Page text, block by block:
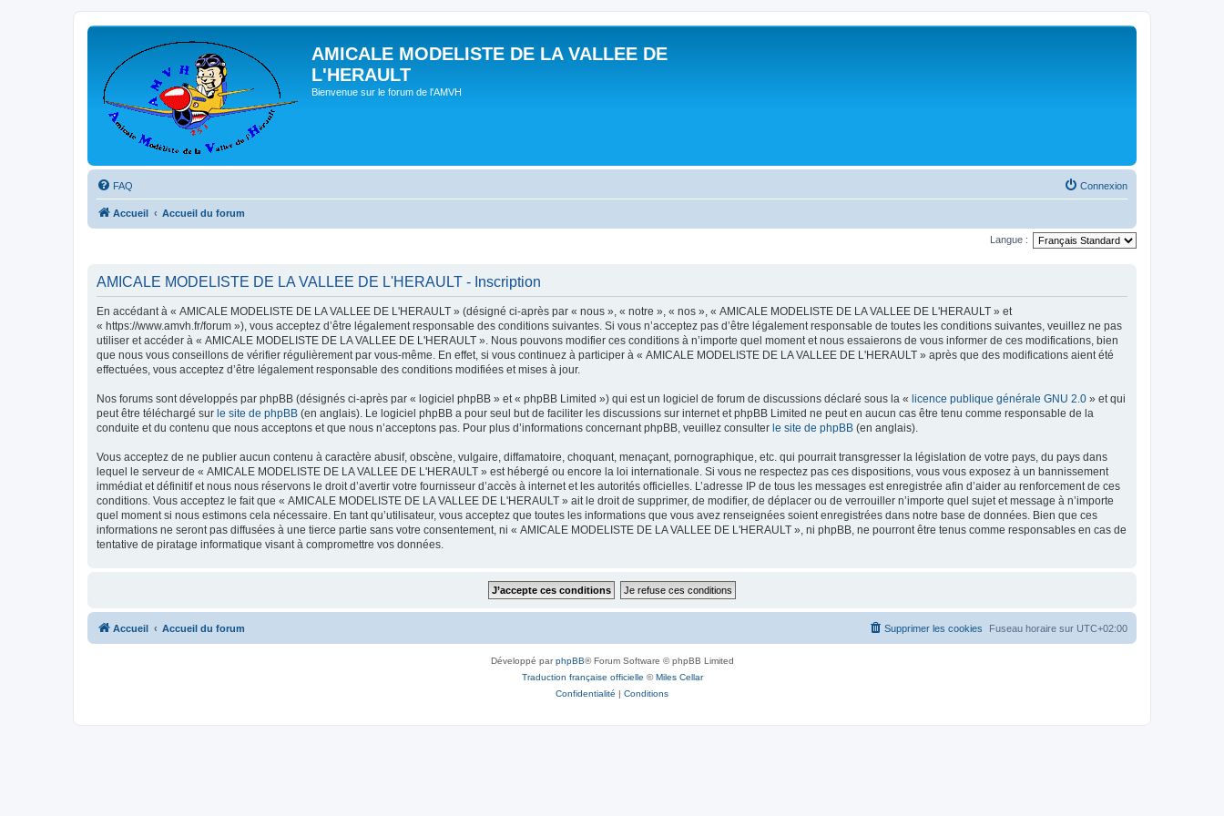
AMICALE MODELISTE DE LA VALLEE DE
L'HERAULT
Bienvenue sur le forum de l'AMVH
FAQ Connexion
Accueil Accueil du forum
Langue :
AMICALE MODELISTE DE LA VALLEE DE L'HERAULT - Inscription
En accédant à « AMICALE MODELISTE DE LA VALLEE DE L'HERAULT » (désigné ci-après par « nous », « notre », « nos », « AMICALE MODELISTE DE LA VALLEE DE L'HERAULT » et
« https://www.amvh.fr/forum »), vous acceptez d’être légalement responsable des conditions suivantes. Si vous n’acceptez pas d’être légalement responsable de toutes les conditions suivantes, veuillez ne pas
utiliser et accéder à « AMICALE MODELISTE DE LA VALLEE DE L'HERAULT ». Nous pouvons modifier ces conditions à n’importe quel moment et nous essaierons de vous informer de ces modifications, bien
que nous vous conseillons de vérifier régulièrement par vous-même. En effet, si vous continuez à participer à « AMICALE MODELISTE DE LA VALLEE DE L'HERAULT » après que des modifications aient été
effectuées, vous acceptez d’être légalement responsable des conditions modifiées et mises à jour.
Nos forums sont développés par phpBB (désignés ci-après par « logiciel phpBB » et « phpBB Limited ») qui est un logiciel de forum de discussions déclaré sous la « licence publique générale GNU 2.0 » et qui
peut être téléchargé sur le site de phpBB (en anglais). Le logiciel phpBB a pour seul but de faciliter les discussions sur internet et phpBB Limited ne peut en aucun cas être tenu comme responsable de la
conduite et du contenu que nous acceptons et que nous n’acceptons pas. Pour plus d’informations concernant phpBB, veuillez consulter le site de phpBB (en anglais).
Vous acceptez de ne publier aucun contenu à caractère abusif, obscène, vulgaire, diffamatoire, choquant, menaçant, pornographique, etc. qui pourrait transgresser la législation de votre pays, du pays dans
lequel le serveur de « AMICALE MODELISTE DE LA VALLEE DE L'HERAULT » est hébergé ou encore la loi internationale. Si vous ne respectez pas ces dispositions, vous vous exposez à un bannissement
immédiat et définitif et nous nous réservons le droit d’avertir votre fournisseur d’accès à internet et les autorités officielles. L’adresse IP de tous les messages est enregistrée afin d’aider au renforcement de ces
conditions. Vous acceptez le fait que « AMICALE MODELISTE DE LA VALLEE DE L'HERAULT » ait le droit de supprimer, de modifier, de déplacer ou de verrouiller n’importe quel sujet et message à n’importe
quel moment si nous estimons cela nécessaire. En tant qu’utilisateur, vous acceptez que toutes les informations que vous avez renseignées soient enregistrées dans notre base de données. Bien que ces
informations ne seront pas diffusées à une tierce partie sans votre consentement, ni « AMICALE MODELISTE DE LA VALLEE DE L'HERAULT », ni phpBB, ne pourront être tenus comme responsables en cas de
tentative de piratage informatique visant à compromettre vos données.
Accueil Accueil du forum Fuseau horaire sur UTC+02:00
Supprimer les cookies
Développé parphpBB® Forum Software © phpBB Limited
Traduction française officielle ©Miles Cellar
Confidentialité | Conditions